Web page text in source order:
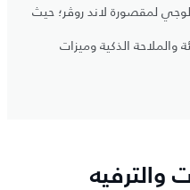
لمقصورة لاند روڤر؛ حيث
الذكية وميزات
والترفيه